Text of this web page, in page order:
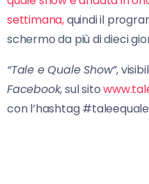
settimana,quindi il
schermo da più di dieci
“Tale e Quale Show”,
Facebook, sul sito
con l’hashtag